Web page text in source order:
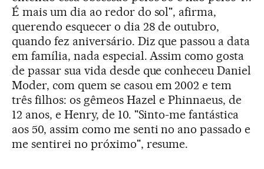
É mais um dia ao redor do sol", afirma,
querendo esquecer o dia 28 de outubro,
quando fez aniversário. Diz que passou a data
em família, nada especial. Assim como gosta
de passar sua vida desde que conheceu Daniel
Moder, com quem se casou em 2002 e tem
três filhos: os gêmeos Hazel e Phinnaeus, de
12 anos, e Henry, de 10. "Sinto-me fantástica
aos 50, assim como me senti no ano passado e
me sentirei no próximo", resume.